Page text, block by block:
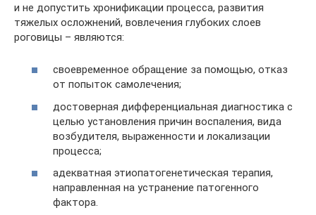
и не допустить хронификации процесса, развития
тяжелых осложнений, вовлечения глубоких слоев
роговицы – являются:
своевременное обращение за помощью, отказ
от попыток самолечения;
достоверная дифференциальная диагностика с
целью установления причин воспаления, вида
возбудителя, выраженности и локализации
процесса;
адекватная этиопатогенетическая терапия,
направленная на устранение патогенного
фактора.